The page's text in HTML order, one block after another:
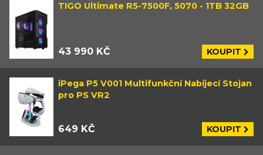
TIGO Ultimate R5-7500F, 5070 - 1TB 32GB
43 990 KČ KOUPIT
iPega P5 V001 Multifunkční Nabíjecí Stojan
pro PS VR2
649 KČ KOUPIT